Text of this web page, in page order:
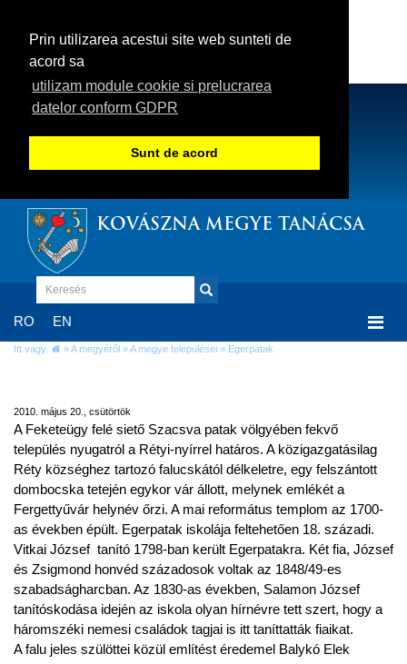
Prin utilizarea acestui site web sunteti de
acord sa
utilizam module cookie si prelucrarea
datelor conform GDPR
Sunt de acord
KOVÁSZNA MEGYE TANÁCSA
RO EN
Itt vagy: »A megyéről »A megye települései » Egerpatak
2010. május 20., csütörtök
A Feketeügy felé siető Szacsva patak völgyében fekvő
település nyugatról a Rétyi-nyírrel határos. A közigazgatásilag
Réty községhez tartozó falucskától délkeletre, egy felszántott
dombocska tetején egykor vár állott, melynek emlékét a
Fergettyűvár helynév őrzi. A mai református templom az 1700-
as években épült. Egerpatak iskolája feltehetően 18. századi.
Vitkai József tanító 1798-ban került Egerpatakra. Két fia, József
és Zsigmond honvéd századosok voltak az 1848/49-es
szabadságharcban. Az 1830-as években, Salamon József
tanítóskodása idején az iskola olyan hírnévre tett szert, hogy a
háromszéki nemesi családok tagjai is itt taníttatták fiaikat.
A falu jeles szülöttei közül említést éredemel Balykó Elek